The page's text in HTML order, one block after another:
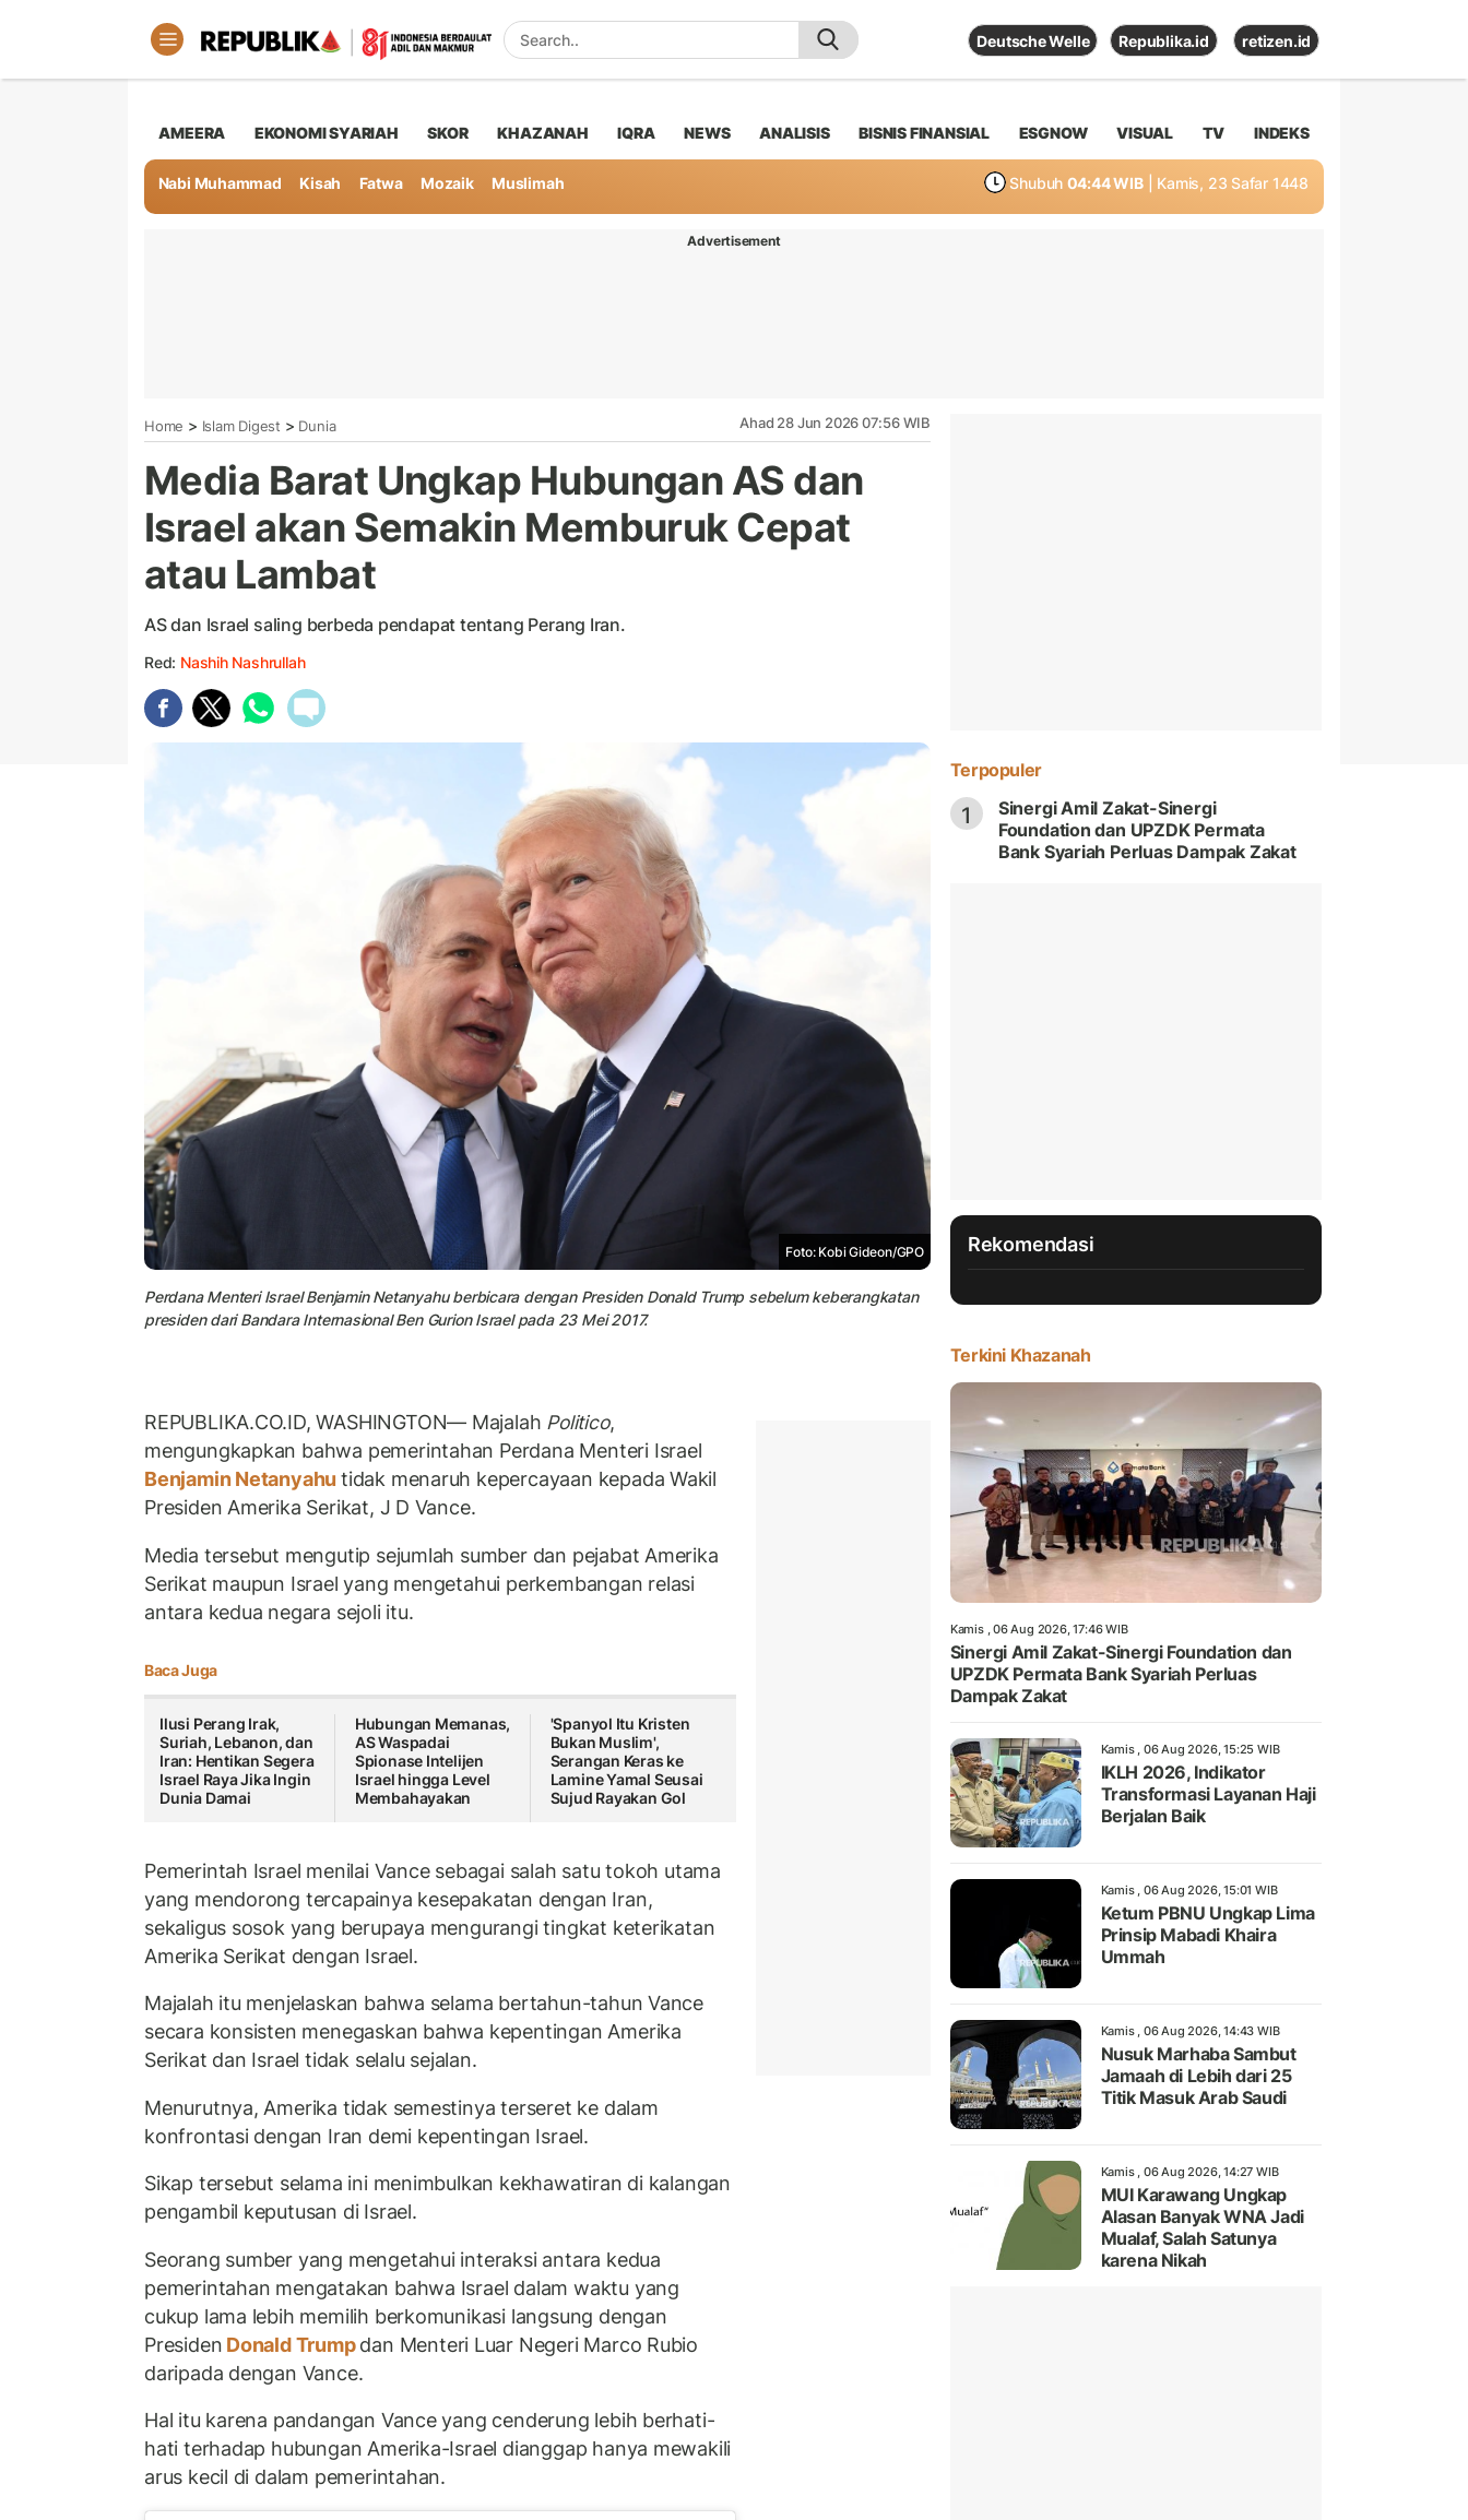
Deutsche Welle Republika.id retizen.id
AMEERA EKONOMI SYARIAH SKOR KHAZANAH IQRA NEWS ANALISIS BISNIS FINANSIAL ESGNOW VISUAL TV INDEKS
Nabi Muhammad Kisah Fatwa Mozaik Muslimah Shubuh 04:44 WIB | Kamis, 23 Safar 1448
Advertisement
Home > Islam Digest > Dunia Ahad 28 Jun 2026 07:56 WIB
Media Barat Ungkap Hubungan AS dan
Israel akan Semakin Memburuk Cepat
atau Lambat
AS dan Israel saling berbeda pendapat tentang Perang Iran.
Red: Nashih Nashrullah
Foto: Kobi Gideon/GPO
Perdana Menteri Israel Benjamin Netanyahu berbicara dengan Presiden Donald Trump sebelum keberangkatan
presiden dari Bandara Internasional Ben Gurion Israel pada 23 Mei 2017.
REPUBLIKA.CO.ID, WASHINGTON— Majalah Politico,
mengungkapkan bahwa pemerintahan Perdana Menteri Israel
Benjamin Netanyahutidak menaruh kepercayaan kepada Wakil
Presiden Amerika Serikat, J D Vance.
Media tersebut mengutip sejumlah sumber dan pejabat Amerika
Serikat maupun Israel yang mengetahui perkembangan relasi
antara kedua negara sejoli itu.
Baca Juga
Ilusi Perang Irak,
Suriah, Lebanon, dan
Iran: Hentikan Segera
Israel Raya Jika Ingin
Dunia Damai
Hubungan Memanas,
AS Waspadai
Spionase Intelijen
Israel hingga Level
Membahayakan
'Spanyol Itu Kristen
Bukan Muslim',
Serangan Keras ke
Lamine Yamal Seusai
Sujud Rayakan Gol
Pemerintah Israel menilai Vance sebagai salah satu tokoh utama
yang mendorong tercapainya kesepakatan dengan Iran,
sekaligus sosok yang berupaya mengurangi tingkat keterikatan
Amerika Serikat dengan Israel.
Majalah itu menjelaskan bahwa selama bertahun-tahun Vance
secara konsisten menegaskan bahwa kepentingan Amerika
Serikat dan Israel tidak selalu sejalan.
Menurutnya, Amerika tidak semestinya terseret ke dalam
konfrontasi dengan Iran demi kepentingan Israel.
Sikap tersebut selama ini menimbulkan kekhawatiran di kalangan
pengambil keputusan di Israel.
Seorang sumber yang mengetahui interaksi antara kedua
pemerintahan mengatakan bahwa Israel dalam waktu yang
cukup lama lebih memilih berkomunikasi langsung dengan
Presiden Donald Trumpdan Menteri Luar Negeri Marco Rubio
daripada dengan Vance.
Hal itu karena pandangan Vance yang cenderung lebih berhati-
hati terhadap hubungan Amerika-Israel dianggap hanya mewakili
arus kecil di dalam pemerintahan.
Terpopuler
1
Sinergi Amil Zakat-Sinergi
Foundation dan UPZDK Permata
Bank Syariah Perluas Dampak Zakat
Rekomendasi
Terkini Khazanah
Kamis , 06 Aug 2026, 17:46 WIB
Sinergi Amil Zakat-Sinergi Foundation dan
UPZDK Permata Bank Syariah Perluas
Dampak Zakat
Kamis , 06 Aug 2026, 15:25 WIB
IKLH 2026, Indikator
Transformasi Layanan Haji
Berjalan Baik
Kamis , 06 Aug 2026, 15:01 WIB
Ketum PBNU Ungkap Lima
Prinsip Mabadi Khaira
Ummah
Kamis , 06 Aug 2026, 14:43 WIB
Nusuk Marhaba Sambut
Jamaah di Lebih dari 25
Titik Masuk Arab Saudi
Kamis , 06 Aug 2026, 14:27 WIB
MUI Karawang Ungkap
Alasan Banyak WNA Jadi
Mualaf, Salah Satunya
karena Nikah